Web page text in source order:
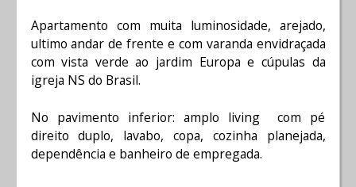
Apartamento com muita luminosidade, arejado,
ultimo andar de frente e com varanda envidraçada
com vista verde ao jardim Europa e cúpulas da
igreja NS do Brasil.
No pavimento inferior: amplo living com pé
direito duplo, lavabo, copa, cozinha planejada,
dependência e banheiro de empregada.